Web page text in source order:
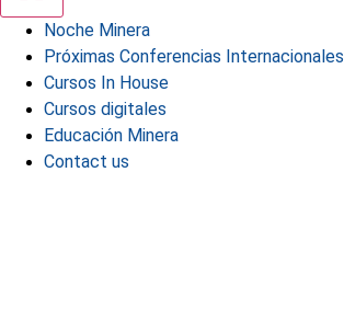
Noche Minera
Próximas Conferencias Internacionales
Cursos In House
Cursos digitales
Educación Minera
Contact us